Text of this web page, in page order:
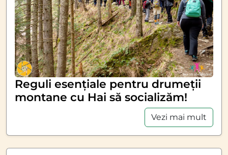
Reguli esențiale pentru drumeții
montane cu Hai să socializăm!
Vezi mai mult